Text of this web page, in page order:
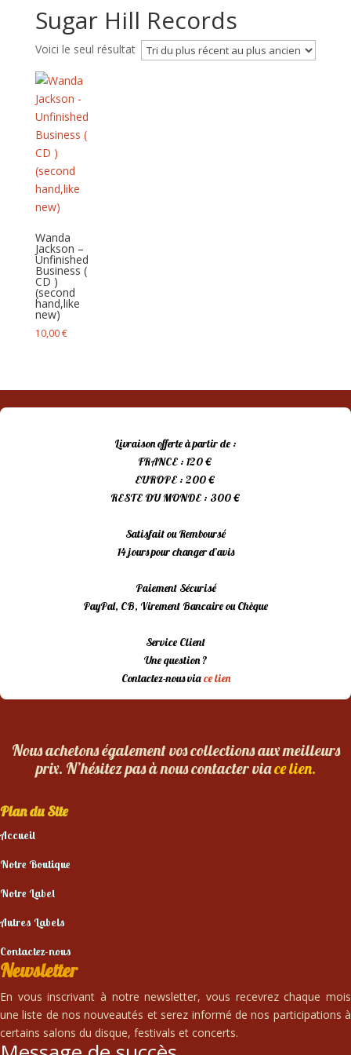
Sugar Hill Records
Voici le seul résultat
Wanda
Jackson –
Unfinished
Business (
CD )
(second
hand,like
new)
10,00€
Livraison offerte à partir de :
FRANCE : 120 €
EUROPE : 200 €
RESTE DU MONDE : 300 €
Satisfait ou Remboursé
14 jours pour changer d’avis
Paiement Sécurisé
PayPal, CB, Virement Bancaire ou Chèque
Service Client
Une question ?
Contactez-nous viace lien
Nous achetons également vos collections aux meilleurs
prix. N’hésitez pas à nous contacter viace lien.
Plan du Site
Accueil
Notre Boutique
Notre Label
Autres Labels
Contactez-nous
Newsletter
En vous inscrivant à notre newsletter, vous recevrez chaque mois
une liste de nos nouveautés et serez informé de nos participations à
certains salons du disque, festivals et concerts.